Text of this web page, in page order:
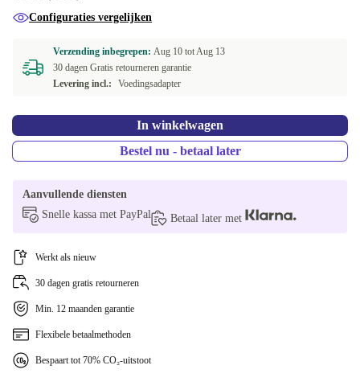
FI (QWERTY)
BE (AZERTY)
SE (QWERTY)
Beschikbaar in andere configuraties
UK (QWERTY) +€ 68,51
HR (QWERTZ)
PL (QWERTY)
GR (QWERTY)
SK (QWERTZ)
Configuraties vergelijken
Verzending inbegrepen: Aug 10 totAug 13
30 dagen Gratis retourneren garantie
Levering incl.:
Voedingsadapter
In winkelwagen
Bestel nu - betaal later
Aanvullende diensten
Snelle kassa met PayPal
Betaal later met
Werkt als nieuw
30 dagen gratis retourneren
Min. 12 maanden garantie
Flexibele betaalmethoden
Bespaart tot 70% CO₂-uitstoot